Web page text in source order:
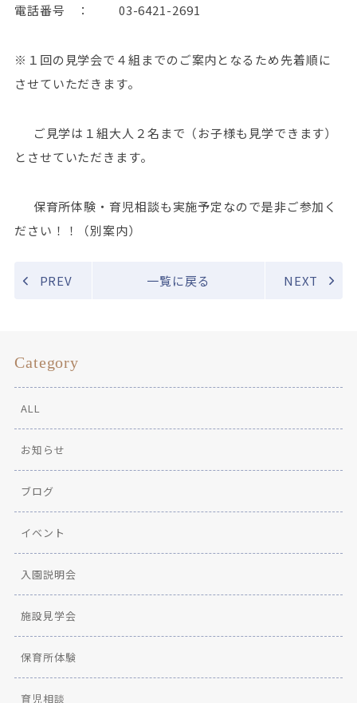
電話番号 ： 03-6421-2691
※１回の見学会で４組までのご案内となるため先着順に
させていただきます。
ご見学は１組大人２名まで（お子様も見学できます）
とさせていただきます。
保育所体験・育児相談も実施予定なので是非ご参加く
ださい！！（別案内）
PREV 一覧に戻る NEXT
Category
ALL
お知らせ
ブログ
イベント
入園説明会
施設見学会
保育所体験
育児相談